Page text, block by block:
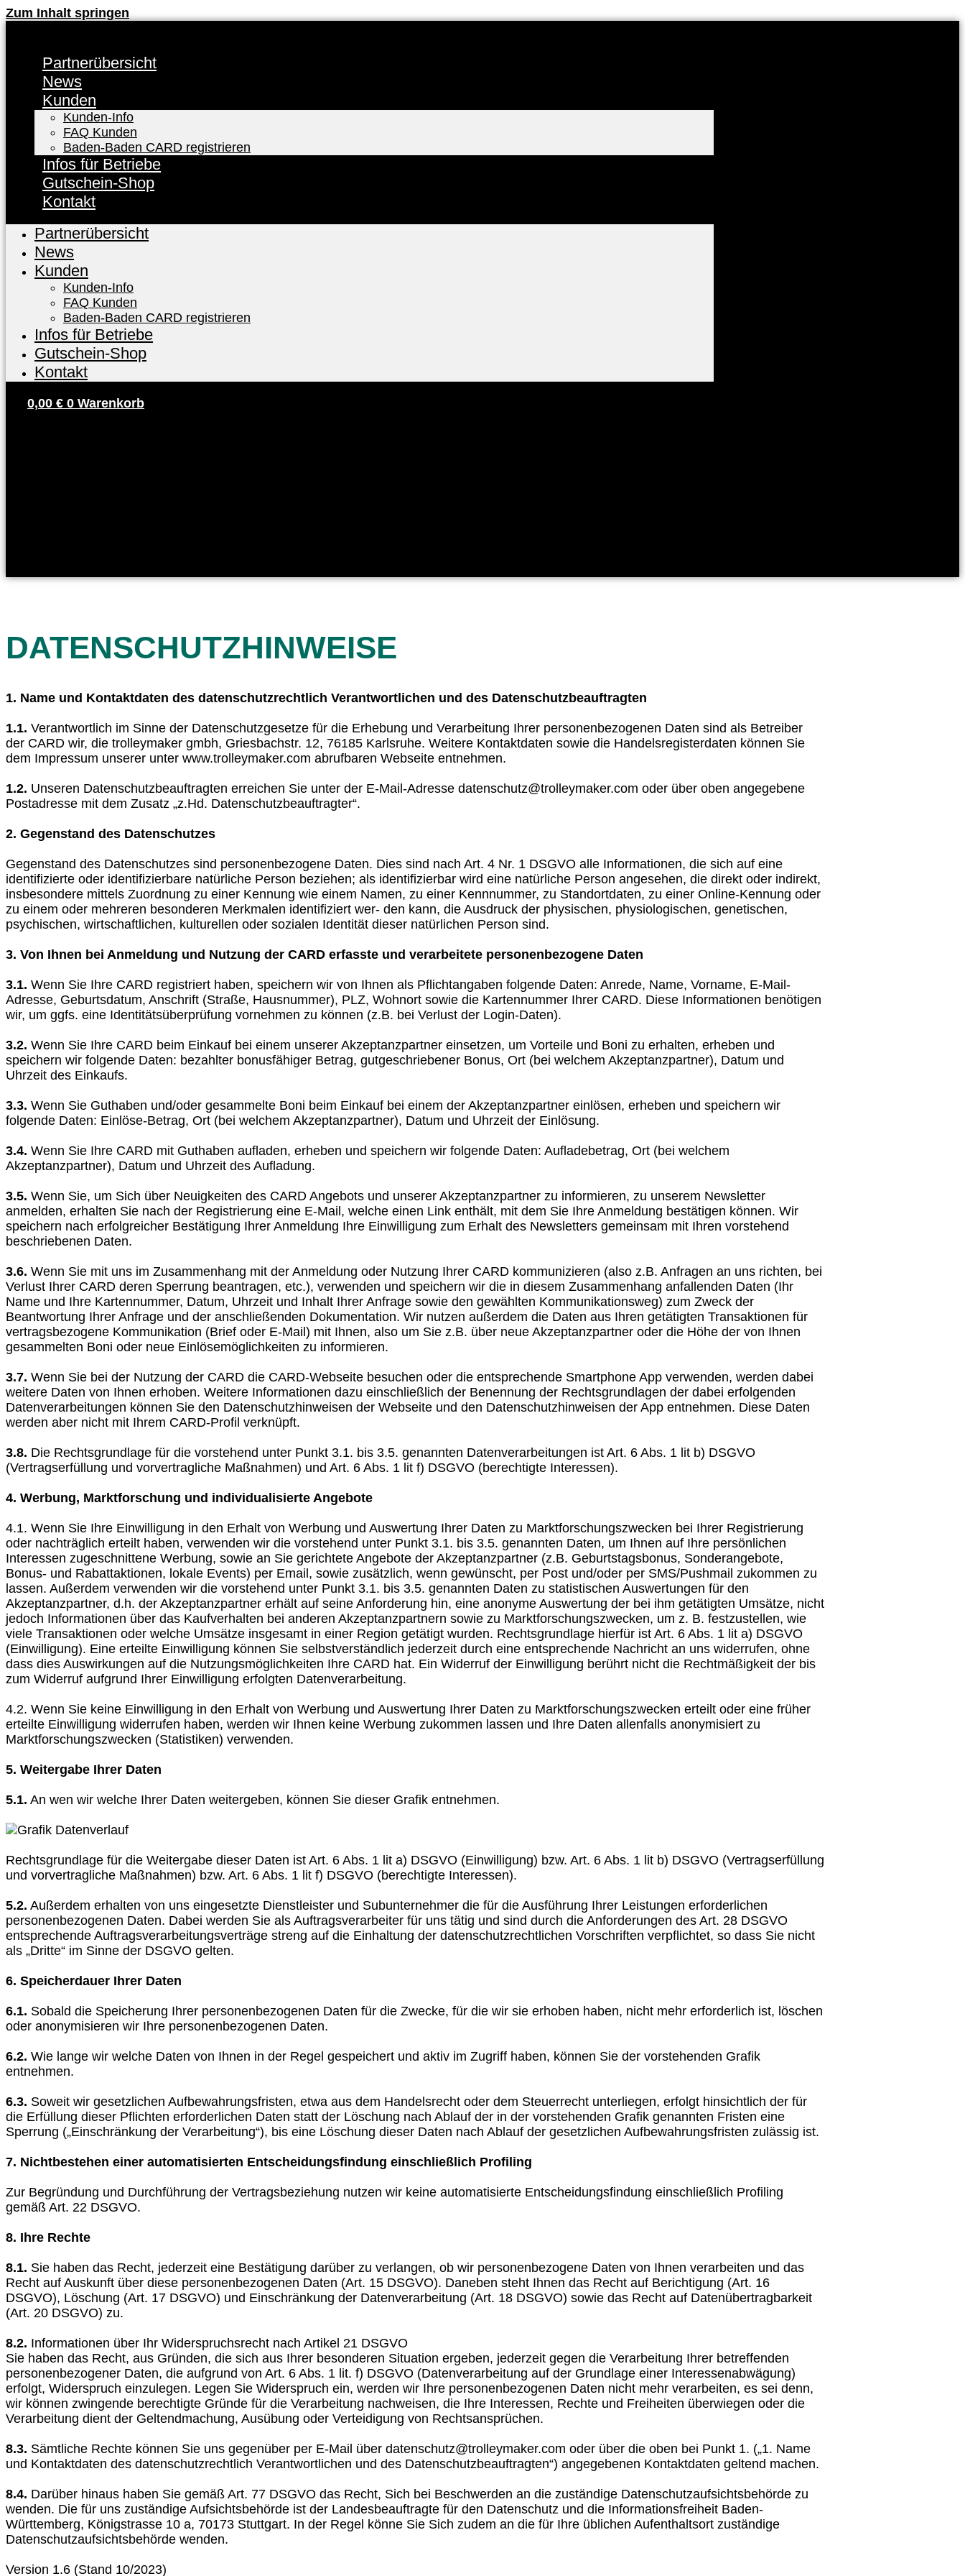
Zum Inhalt springen
Partnerübersicht
News
Kunden
Kunden-Info
FAQ Kunden
Baden-Baden CARD registrieren
Infos für Betriebe
Gutschein-Shop
Kontakt
Partnerübersicht
News
Kunden
Kunden-Info
FAQ Kunden
Baden-Baden CARD registrieren
Infos für Betriebe
Gutschein-Shop
Kontakt
0,00 € 0 Warenkorb
DATENSCHUTZHINWEISE
1. Name und Kontaktdaten des datenschutzrechtlich Verantwortlichen und des Datenschutzbeauftragten
1.1. Verantwortlich im Sinne der Datenschutzgesetze für die Erhebung und Verarbeitung Ihrer personenbezogenen Daten sind als Betreiber
der CARD wir, die trolleymaker gmbh, Griesbachstr. 12, 76185 Karlsruhe. Weitere Kontaktdaten sowie die Handelsregisterdaten können Sie
dem Impressum unserer unter www.trolleymaker.com abrufbaren Webseite entnehmen.
1.2. Unseren Datenschutzbeauftragten erreichen Sie unter der E-Mail-Adresse datenschutz@trolleymaker.com oder über oben angegebene
Postadresse mit dem Zusatz „z.Hd. Datenschutzbeauftragter“.
2. Gegenstand des Datenschutzes
Gegenstand des Datenschutzes sind personenbezogene Daten. Dies sind nach Art. 4 Nr. 1 DSGVO alle Informationen, die sich auf eine
identifizierte oder identifizierbare natürliche Person beziehen; als identifizierbar wird eine natürliche Person angesehen, die direkt oder indirekt,
insbesondere mittels Zuordnung zu einer Kennung wie einem Namen, zu einer Kennnummer, zu Standortdaten, zu einer Online-Kennung oder
zu einem oder mehreren besonderen Merkmalen identifiziert wer- den kann, die Ausdruck der physischen, physiologischen, genetischen,
psychischen, wirtschaftlichen, kulturellen oder sozialen Identität dieser natürlichen Person sind.
3. Von Ihnen bei Anmeldung und Nutzung der CARD erfasste und verarbeitete personenbezogene Daten
3.1. Wenn Sie Ihre CARD registriert haben, speichern wir von Ihnen als Pflichtangaben folgende Daten: Anrede, Name, Vorname, E-Mail-
Adresse, Geburtsdatum, Anschrift (Straße, Hausnummer), PLZ, Wohnort sowie die Kartennummer Ihrer CARD. Diese Informationen benötigen
wir, um ggfs. eine Identitätsüberprüfung vornehmen zu können (z.B. bei Verlust der Login-Daten).
3.2. Wenn Sie Ihre CARD beim Einkauf bei einem unserer Akzeptanzpartner einsetzen, um Vorteile und Boni zu erhalten, erheben und
speichern wir folgende Daten: bezahlter bonusfähiger Betrag, gutgeschriebener Bonus, Ort (bei welchem Akzeptanzpartner), Datum und
Uhrzeit des Einkaufs.
3.3. Wenn Sie Guthaben und/oder gesammelte Boni beim Einkauf bei einem der Akzeptanzpartner einlösen, erheben und speichern wir
folgende Daten: Einlöse-Betrag, Ort (bei welchem Akzeptanzpartner), Datum und Uhrzeit der Einlösung.
3.4. Wenn Sie Ihre CARD mit Guthaben aufladen, erheben und speichern wir folgende Daten: Aufladebetrag, Ort (bei welchem
Akzeptanzpartner), Datum und Uhrzeit des Aufladung.
3.5. Wenn Sie, um Sich über Neuigkeiten des CARD Angebots und unserer Akzeptanzpartner zu informieren, zu unserem Newsletter
anmelden, erhalten Sie nach der Registrierung eine E-Mail, welche einen Link enthält, mit dem Sie Ihre Anmeldung bestätigen können. Wir
speichern nach erfolgreicher Bestätigung Ihrer Anmeldung Ihre Einwilligung zum Erhalt des Newsletters gemeinsam mit Ihren vorstehend
beschriebenen Daten.
3.6. Wenn Sie mit uns im Zusammenhang mit der Anmeldung oder Nutzung Ihrer CARD kommunizieren (also z.B. Anfragen an uns richten, bei
Verlust Ihrer CARD deren Sperrung beantragen, etc.), verwenden und speichern wir die in diesem Zusammenhang anfallenden Daten (Ihr
Name und Ihre Kartennummer, Datum, Uhrzeit und Inhalt Ihrer Anfrage sowie den gewählten Kommunikationsweg) zum Zweck der
Beantwortung Ihrer Anfrage und der anschließenden Dokumentation. Wir nutzen außerdem die Daten aus Ihren getätigten Transaktionen für
vertragsbezogene Kommunikation (Brief oder E-Mail) mit Ihnen, also um Sie z.B. über neue Akzeptanzpartner oder die Höhe der von Ihnen
gesammelten Boni oder neue Einlösemöglichkeiten zu informieren.
3.7. Wenn Sie bei der Nutzung der CARD die CARD-Webseite besuchen oder die entsprechende Smartphone App verwenden, werden dabei
weitere Daten von Ihnen erhoben. Weitere Informationen dazu einschließlich der Benennung der Rechtsgrundlagen der dabei erfolgenden
Datenverarbeitungen können Sie den Datenschutzhinweisen der Webseite und den Datenschutzhinweisen der App entnehmen. Diese Daten
werden aber nicht mit Ihrem CARD-Profil verknüpft.
3.8. Die Rechtsgrundlage für die vorstehend unter Punkt 3.1. bis 3.5. genannten Datenverarbeitungen ist Art. 6 Abs. 1 lit b) DSGVO
(Vertragserfüllung und vorvertragliche Maßnahmen) und Art. 6 Abs. 1 lit f) DSGVO (berechtigte Interessen).
4. Werbung, Marktforschung und individualisierte Angebote
4.1. Wenn Sie Ihre Einwilligung in den Erhalt von Werbung und Auswertung Ihrer Daten zu Marktforschungszwecken bei Ihrer Registrierung
oder nachträglich erteilt haben, verwenden wir die vorstehend unter Punkt 3.1. bis 3.5. genannten Daten, um Ihnen auf Ihre persönlichen
Interessen zugeschnittene Werbung, sowie an Sie gerichtete Angebote der Akzeptanzpartner (z.B. Geburtstagsbonus, Sonderangebote,
Bonus- und Rabattaktionen, lokale Events) per Email, sowie zusätzlich, wenn gewünscht, per Post und/oder per SMS/Pushmail zukommen zu
lassen. Außerdem verwenden wir die vorstehend unter Punkt 3.1. bis 3.5. genannten Daten zu statistischen Auswertungen für den
Akzeptanzpartner, d.h. der Akzeptanzpartner erhält auf seine Anforderung hin, eine anonyme Auswertung der bei ihm getätigten Umsätze, nicht
jedoch Informationen über das Kaufverhalten bei anderen Akzeptanzpartnern sowie zu Marktforschungszwecken, um z. B. festzustellen, wie
viele Transaktionen oder welche Umsätze insgesamt in einer Region getätigt wurden. Rechtsgrundlage hierfür ist Art. 6 Abs. 1 lit a) DSGVO
(Einwilligung). Eine erteilte Einwilligung können Sie selbstverständlich jederzeit durch eine entsprechende Nachricht an uns widerrufen, ohne
dass dies Auswirkungen auf die Nutzungsmöglichkeiten Ihre CARD hat. Ein Widerruf der Einwilligung berührt nicht die Rechtmäßigkeit der bis
zum Widerruf aufgrund Ihrer Einwilligung erfolgten Datenverarbeitung.
4.2. Wenn Sie keine Einwilligung in den Erhalt von Werbung und Auswertung Ihrer Daten zu Marktforschungszwecken erteilt oder eine früher
erteilte Einwilligung widerrufen haben, werden wir Ihnen keine Werbung zukommen lassen und Ihre Daten allenfalls anonymisiert zu
Marktforschungszwecken (Statistiken) verwenden.
5. Weitergabe Ihrer Daten
5.1. An wen wir welche Ihrer Daten weitergeben, können Sie dieser Grafik entnehmen.
Rechtsgrundlage für die Weitergabe dieser Daten ist Art. 6 Abs. 1 lit a) DSGVO (Einwilligung) bzw. Art. 6 Abs. 1 lit b) DSGVO (Vertragserfüllung
und vorvertragliche Maßnahmen) bzw. Art. 6 Abs. 1 lit f) DSGVO (berechtigte Interessen).
5.2. Außerdem erhalten von uns eingesetzte Dienstleister und Subunternehmer die für die Ausführung Ihrer Leistungen erforderlichen
personenbezogenen Daten. Dabei werden Sie als Auftragsverarbeiter für uns tätig und sind durch die Anforderungen des Art. 28 DSGVO
entsprechende Auftragsverarbeitungsverträge streng auf die Einhaltung der datenschutzrechtlichen Vorschriften verpflichtet, so dass Sie nicht
als „Dritte“ im Sinne der DSGVO gelten.
6. Speicherdauer Ihrer Daten
6.1. Sobald die Speicherung Ihrer personenbezogenen Daten für die Zwecke, für die wir sie erhoben haben, nicht mehr erforderlich ist, löschen
oder anonymisieren wir Ihre personenbezogenen Daten.
6.2. Wie lange wir welche Daten von Ihnen in der Regel gespeichert und aktiv im Zugriff haben, können Sie der vorstehenden Grafik
entnehmen.
6.3. Soweit wir gesetzlichen Aufbewahrungsfristen, etwa aus dem Handelsrecht oder dem Steuerrecht unterliegen, erfolgt hinsichtlich der für
die Erfüllung dieser Pflichten erforderlichen Daten statt der Löschung nach Ablauf der in der vorstehenden Grafik genannten Fristen eine
Sperrung („Einschränkung der Verarbeitung“), bis eine Löschung dieser Daten nach Ablauf der gesetzlichen Aufbewahrungsfristen zulässig ist.
7. Nichtbestehen einer automatisierten Entscheidungsfindung einschließlich Profiling
Zur Begründung und Durchführung der Vertragsbeziehung nutzen wir keine automatisierte Entscheidungsfindung einschließlich Profiling
gemäß Art. 22 DSGVO.
8. Ihre Rechte
8.1. Sie haben das Recht, jederzeit eine Bestätigung darüber zu verlangen, ob wir personenbezogene Daten von Ihnen verarbeiten und das
Recht auf Auskunft über diese personenbezogenen Daten (Art. 15 DSGVO). Daneben steht Ihnen das Recht auf Berichtigung (Art. 16
DSGVO), Löschung (Art. 17 DSGVO) und Einschränkung der Datenverarbeitung (Art. 18 DSGVO) sowie das Recht auf Datenübertragbarkeit
(Art. 20 DSGVO) zu.
8.2. Informationen über Ihr Widerspruchsrecht nach Artikel 21 DSGVO
Sie haben das Recht, aus Gründen, die sich aus Ihrer besonderen Situation ergeben, jederzeit gegen die Verarbeitung Ihrer betreffenden
personenbezogener Daten, die aufgrund von Art. 6 Abs. 1 lit. f) DSGVO (Datenverarbeitung auf der Grundlage einer Interessenabwägung)
erfolgt, Widerspruch einzulegen. Legen Sie Widerspruch ein, werden wir Ihre personenbezogenen Daten nicht mehr verarbeiten, es sei denn,
wir können zwingende berechtigte Gründe für die Verarbeitung nachweisen, die Ihre Interessen, Rechte und Freiheiten überwiegen oder die
Verarbeitung dient der Geltendmachung, Ausübung oder Verteidigung von Rechtsansprüchen.
8.3. Sämtliche Rechte können Sie uns gegenüber per E-Mail über datenschutz@trolleymaker.com oder über die oben bei Punkt 1. („1. Name
und Kontaktdaten des datenschutzrechtlich Verantwortlichen und des Datenschutzbeauftragten“) angegebenen Kontaktdaten geltend machen.
8.4. Darüber hinaus haben Sie gemäß Art. 77 DSGVO das Recht, Sich bei Beschwerden an die zuständige Datenschutzaufsichtsbehörde zu
wenden. Die für uns zuständige Aufsichtsbehörde ist der Landesbeauftragte für den Datenschutz und die Informationsfreiheit Baden-
Württemberg, Königstrasse 10 a, 70173 Stuttgart. In der Regel könne Sie Sich zudem an die für Ihre üblichen Aufenthaltsort zuständige
Datenschutzaufsichtsbehörde wenden.
Version 1.6 (Stand 10/2023)